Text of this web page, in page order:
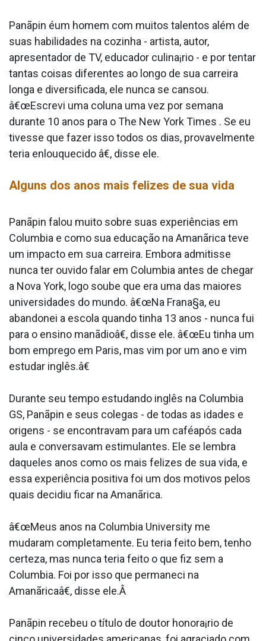
Panãpin éum homem com muitos talentos além de
suas habilidades na cozinha - artista, autor,
apresentador de TV, educador culina¡rio - e por tentar
tantas coisas diferentes ao longo de sua carreira
longa e diversificada, ele nunca se cansou.
â€œEscrevi uma coluna uma vez por semana
durante 10 anos para o The New York Times . Se eu
tivesse que fazer isso todos os dias, provavelmente
teria enlouquecido â€, disse ele.
Alguns dos anos mais felizes de sua vida
Panãpin falou muito sobre suas experiências em
Columbia e como sua educação na Amanãrica teve
um impacto em sua carreira. Embora admitisse
nunca ter ouvido falar em Columbia antes de chegar
a Nova York, logo soube que era uma das maiores
universidades do mundo. â€œNa Frana§a, eu
abandonei a escola quando tinha 13 anos - nunca fui
para o ensino manãdioâ€, disse ele. â€œEu tinha um
bom emprego em Paris, mas vim por um ano e vim
estudar inglês.â€
Durante seu tempo estudando inglês na Columbia
GS, Panãpin e seus colegas - de todas as idades e
origens - se encontravam para um caféapós cada
aula e conversavam estimulantes. Ele se lembra
daqueles anos como os mais felizes de sua vida, e
essa experiência positiva foi um dos motivos pelos
quais decidiu ficar na Amanãrica.
â€œMeus anos na Columbia University me
mudaram completamente. Eu teria feito bem, tenho
certeza, mas nunca teria feito o que fiz sem a
Columbia. Foi por isso que permaneci na
Amanãricaâ€, disse ele.Â
Panãpin recebeu o tí­tulo de doutor honora¡rio de